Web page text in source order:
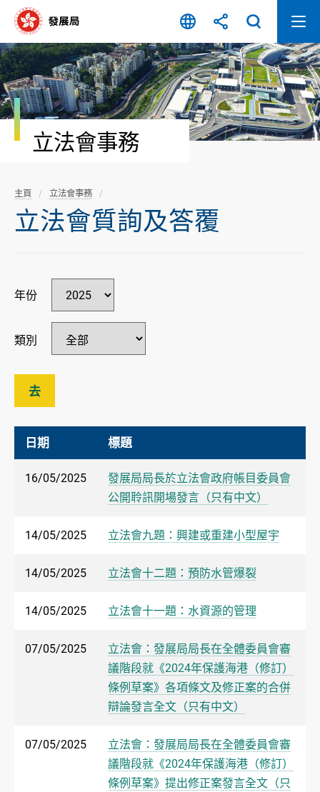
容
開
始
立法會事務
主頁 立法會事務
立法會質詢及答覆
年份
類別
去
日期 標題
16/05/2025
發展局局長於立法會政府帳目委員會
公開聆訊開場發言（只有中文）
14/05/2025 立法會九題：興建或重建小型屋宇
14/05/2025 立法會十二題：預防水管爆裂
14/05/2025 立法會十一題：水資源的管理
07/05/2025
立法會：發展局局長在全體委員會審
議階段就《2024年保護海港（修訂）
條例草案》各項條文及修正案的合併
辯論發言全文（只有中文）
07/05/2025
立法會：發展局局長在全體委員會審
議階段就《2024年保護海港（修訂）
條例草案》提出修正案發言全文（只